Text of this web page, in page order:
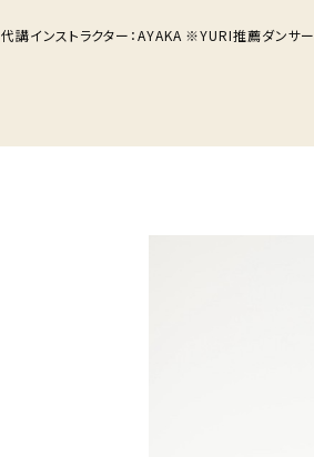
代講インストラクター：AYAKA ※YURI推薦ダンサー